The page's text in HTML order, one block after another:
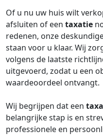
Of u nu uw huis wilt
afsluiten of een taxatie
redenen, onze
staan voor u klaar. Wij
volgens de laatste
uitgevoerd, zodat u een
waardeoordeel ontvangt.
Wij begrijpen dat een
belangrijke stap is en
professionele en